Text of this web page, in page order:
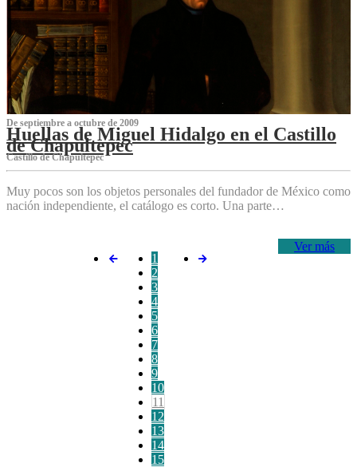
De septiembre a octubre de 2009
Huellas de Miguel Hidalgo en el Castillo
de Chapultepec
Castillo de Chapultepec
Muy pocos son los objetos personales del fundador de México como
nación independiente, el catálogo es corto. Una parte…
Ver más
1
2
3
4
5
6
7
8
9
10
11
12
13
14
15